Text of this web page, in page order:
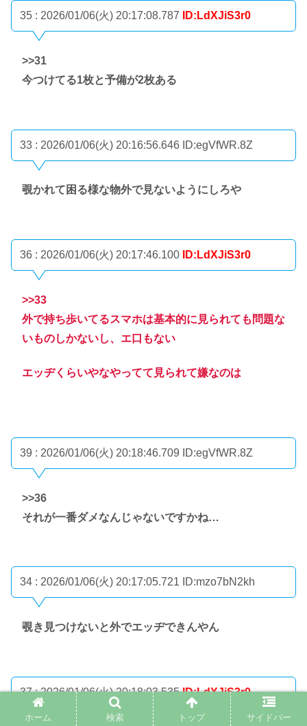
35 : 2026/01/06(火) 20:17:08.787 ID:LdXJiS3r0
>>31
今つけてる1枚と予備が2枚ある
33 : 2026/01/06(火) 20:16:56.646 ID:egVfWR.8Z
覗かれて困る様な物外で見ないようにしろや
36 : 2026/01/06(火) 20:17:46.100 ID:LdXJiS3r0
>>33
外で持ち歩いてるスマホは基本的に見られても問題な
いものしかないし、エ口もない
エッヂくらいやなやってて見られて嫌なのは
39 : 2026/01/06(火) 20:18:46.709 ID:egVfWR.8Z
>>36
それが一番ダメなんじゃないですかね…
34 : 2026/01/06(火) 20:17:05.721 ID:mzo7bN2kh
覗き見つけないと外でエッヂできんやん
37 : 2026/01/06(火) 20:18:03.535ID:LdXJiS3r0
ホーム 検索 トップ サイドバー